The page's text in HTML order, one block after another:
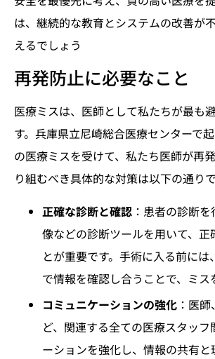
は、継続的な教育とシステムの改善が
えるでしょう
再発防止に必要なこと
医療ミスは、医師として私たちが最も
す。兵庫県立尼崎総合医療センターで
の医療ミスを受けて、私たち医師が再
り組むべき具体的な対策は以下の通りで
正確な診断と確認 ：患者の診断
像などの診断ツールを用いて、正
とが重要です。手術に入る前には
で情報を確認し合うことで、ミス
コミュニケーションの強化 ：医
ど、関連する全ての医療スタッ
ーションを強化し、情報の共有と